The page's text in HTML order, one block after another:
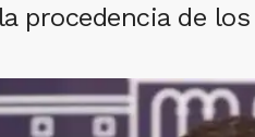
procedencia de